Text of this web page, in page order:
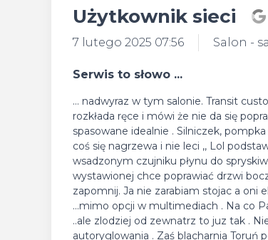
Użytkownik sieci
7 lutego 2025 07:56 Salon -
Serwis to słowo ...
... nadwyraz w tym salonie. Transit
rozkłada ręce i mówi że nie da się
spasowane idealnie . Silniczek,
coś się nagrzewa i nie leci ,, Lol
wsadzonym czujniku płynu do
wystawionej chce poprawiać drzwi
zapomnij. Ja nie zarabiam stojac a
...mimo opcji w multimediach . Na co
..ale zlodziej od zewnatrz to juz tak .
autoryglowania . Zaś blacharnia Toruń